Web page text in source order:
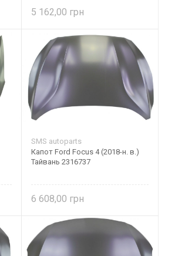
5 162,00
SMS autoparts
Капот Ford Focus 4 (2018-н. в.)
Тайвань 2316737
6 608,00